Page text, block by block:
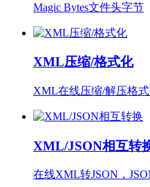
Magic Bytes文件头字节
XML压缩/格式化
XML在线压缩/解压格
XML/JSON相互转
在线XML转JSON，